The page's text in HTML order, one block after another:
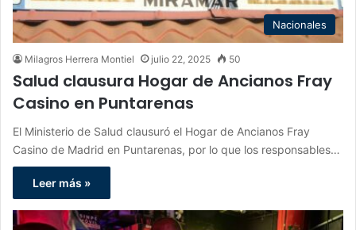
Nacionales
Milagros Herrera Montiel julio 22, 2025 50
Salud clausura Hogar de Ancianos Fray
Casino en Puntarenas
El Ministerio de Salud clausuró el Hogar de Ancianos Fray
Casino de Madrid en Puntarenas, por lo que los responsables…
Leer más »